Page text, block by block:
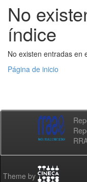
No
índice
No existen entradas en
Página de inicio
Theme by